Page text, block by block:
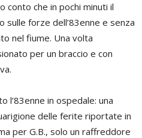
conto che in pochi minuti il
forze dell’83enne e senza
nel fiume. Una volta
per un braccio e con
l’83enne in ospedale: una
delle ferite riportate in
per G.B., solo un raffreddore